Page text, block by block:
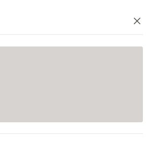
Português
Close